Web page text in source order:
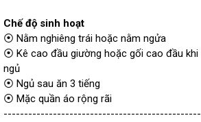
Chế độ sinh hoạt
⦿ Nằm nghiêng trái hoặc nằm ngửa
⦿ Kê cao đầu giường hoặc gối cao đầu khi
ngủ
⦿ Ngủ sau ăn 3 tiếng
⦿ Mặc quần áo rộng rãi
------------------------------------------------